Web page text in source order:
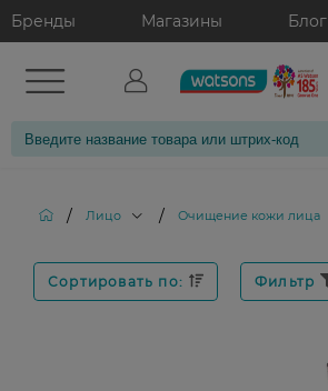
Бренды Магазины Блог
/ Лицо / Очищение кожи лица
Сортировать по: Фильтр